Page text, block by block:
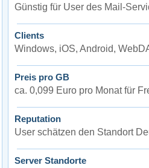
Günstig für User des Mail-
Clients
Windows, iOS, Android,
Preis pro GB
ca. 0,099 Euro pro Monat für
Reputation
User schätzen den Standort
Server Standorte